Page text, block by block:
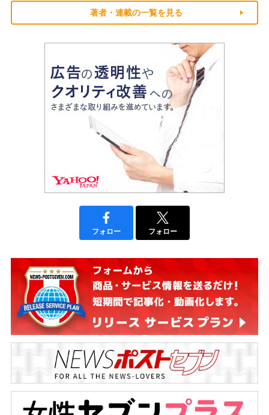
著者・連載の一覧を見る
フォロー フォロー